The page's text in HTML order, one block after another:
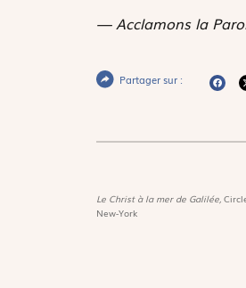
— Acclamons la
Partager sur :
Le Christ à la mer de Galilée,
New-York